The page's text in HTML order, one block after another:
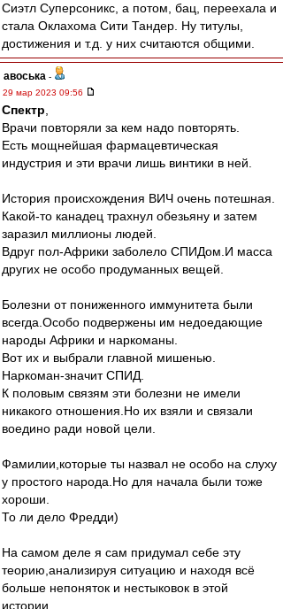
Сиэтл Суперсоникс, а потом, бац, переехала и
стала Оклахома Сити Тандер. Ну титулы,
достижения и т.д. у них считаются общими.
авоська -
29 мар 2023 09:56
Спектр
Врачи повторяли за кем надо повторять.
Есть мощнейшая фармацевтическая
индустрия и эти врачи лишь винтики в ней.
История происхождения ВИЧ очень потешная.
Какой-то канадец трахнул обезьяну и затем
заразил миллионы людей.
Вдруг пол-Африки заболело СПИДом.И масса
других не особо продуманных вещей.
Болезни от пониженного иммунитета были
всегда.Особо подвержены им недоедающие
народы Африки и наркоманы.
Вот их и выбрали главной мишенью.
Наркоман-значит СПИД.
К половым связям эти болезни не имели
никакого отношения.Но их взяли и связали
воедино ради новой цели.
Фамилии,которые ты назвал не особо на слуху
у простого народа.Но для начала были тоже
хороши.
То ли дело Фредди)
На самом деле я сам придумал себе эту
теорию,анализируя ситуацию и находя всё
больше непоняток и нестыковок в этой
истории.